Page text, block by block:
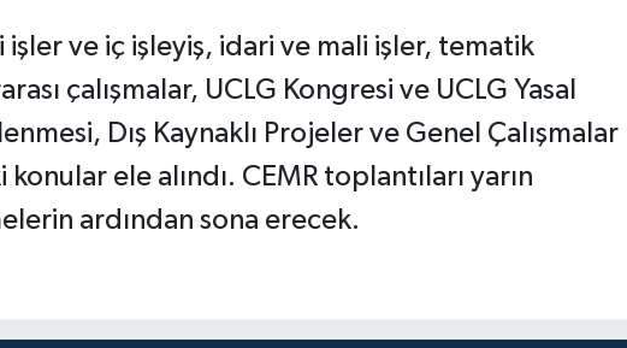
işler ve iç işleyiş, idari ve mali işler, tematik
çalışmalar, UCLG Kongresi ve UCLG Yasal
Dış Kaynaklı Projeler ve Genel Çalışmalar
konular ele alındı. CEMR toplantıları yarın
ardından sona erecek.